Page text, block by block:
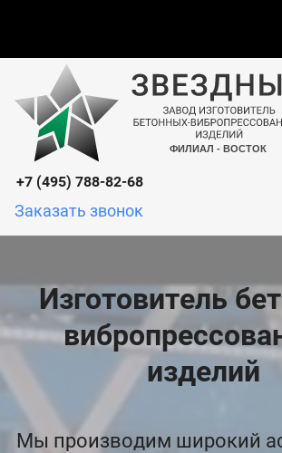
+7 (495) 788-82-68
Заказать звонок
Изготовитель
изделий
Мы производим широкий